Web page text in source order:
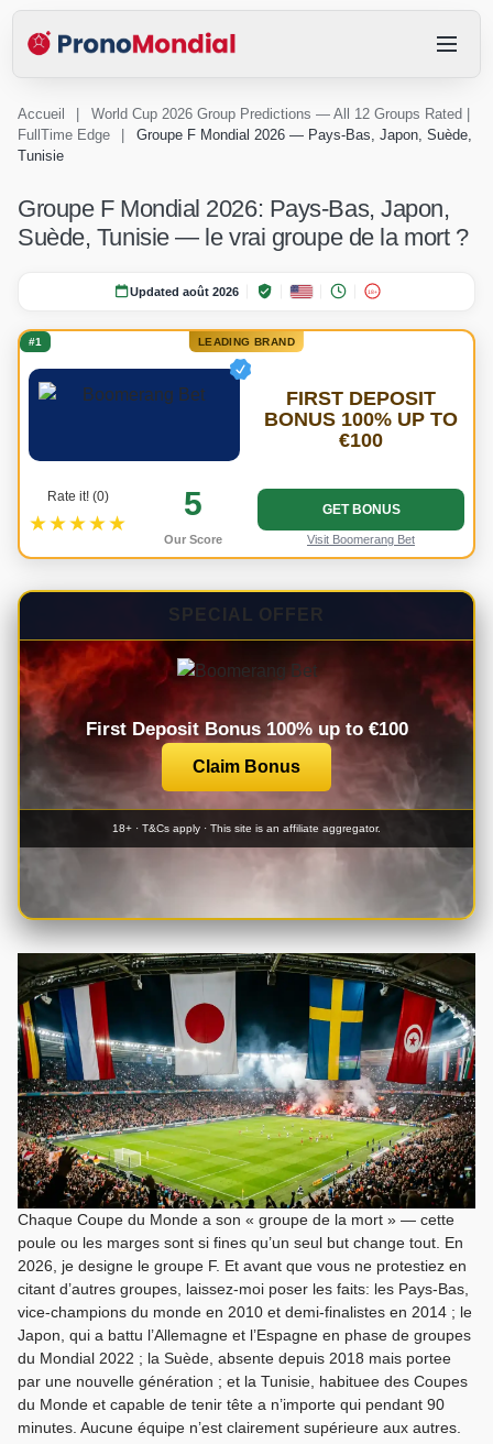
Accueil
World Cup 2026 Group Predictions — All 12 Groups Rated |
FullTime Edge
Groupe F Mondial 2026 — Pays-Bas, Japon, Suède,
Tunisie
Groupe F Mondial 2026: Pays-Bas, Japon,
Suède, Tunisie — le vrai groupe de la mort ?
Updated août 2026 18+
#1 LEADING BRAND
FIRST DEPOSIT
BONUS 100% UP TO
€100
Rate it! (0)
★★★★★
5
Our Score
GET BONUS
Visit Boomerang Bet
SPECIAL OFFER
First Deposit Bonus 100% up to €100
Claim Bonus
18+ · T&Cs apply · This site is an affiliate aggregator.
Chaque Coupe du Monde a son « groupe de la mort » — cette
poule ou les marges sont si fines qu’un seul but change tout. En
2026, je designe le groupe F. Et avant que vous ne protestiez en
citant d’autres groupes, laissez-moi poser les faits: les Pays-Bas,
vice-champions du monde en 2010 et demi-finalistes en 2014 ; le
Japon, qui a battu l’Allemagne et l’Espagne en phase de groupes
du Mondial 2022 ; la Suède, absente depuis 2018 mais portee
par une nouvelle génération ; et la Tunisie, habituee des Coupes
du Monde et capable de tenir tête a n’importe qui pendant 90
minutes. Aucune équipe n’est clairement supérieure aux autres.